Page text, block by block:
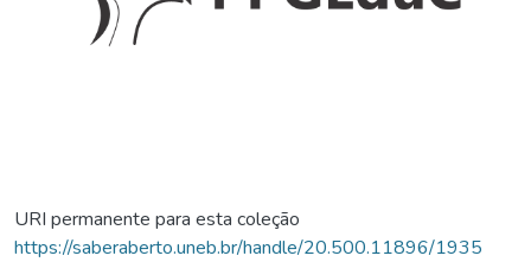
URI permanente para esta coleção
https://saberaberto.uneb.br/handle/20.500.11896/1935